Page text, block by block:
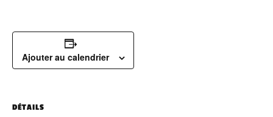
Ajouter au calendrier
DÉTAILS